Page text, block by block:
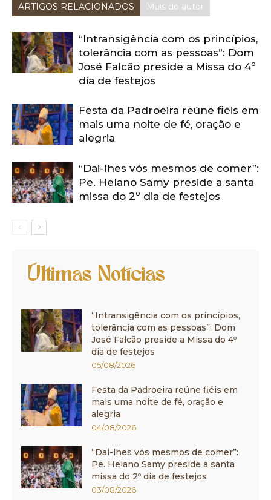
ARTIGOS RELACIONADOS Mais do autor
“Intransigência com os princípios,
tolerância com as pessoas”: Dom
José Falcão preside a Missa do 4º
dia de festejos
Festa da Padroeira reúne fiéis em
mais uma noite de fé, oração e
alegria
“Dai-lhes vós mesmos de comer”:
Pe. Helano Samy preside a santa
missa do 2º dia de festejos
Últimas Notícias
“Intransigência com os princípios,
tolerância com as pessoas”: Dom
José Falcão preside a Missa do 4º
dia de festejos
05/08/2026
Festa da Padroeira reúne fiéis em
mais uma noite de fé, oração e
alegria
04/08/2026
“Dai-lhes vós mesmos de comer”:
Pe. Helano Samy preside a santa
missa do 2º dia de festejos
03/08/2026